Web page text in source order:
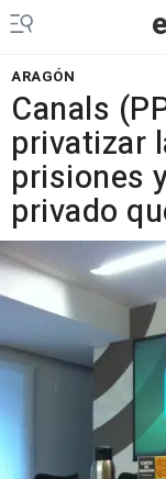
ARAGÓN
Canals
privatizar
prisiones
privado